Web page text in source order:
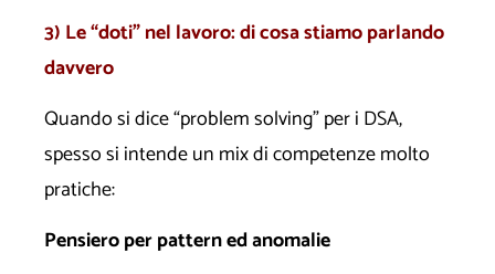
3) Le “doti” nel lavoro: di cosa stiamo parlando
davvero
Quando si dice “problem solving” per i DSA,
spesso si intende un mix di competenze molto
pratiche:
Pensiero per pattern ed anomalie